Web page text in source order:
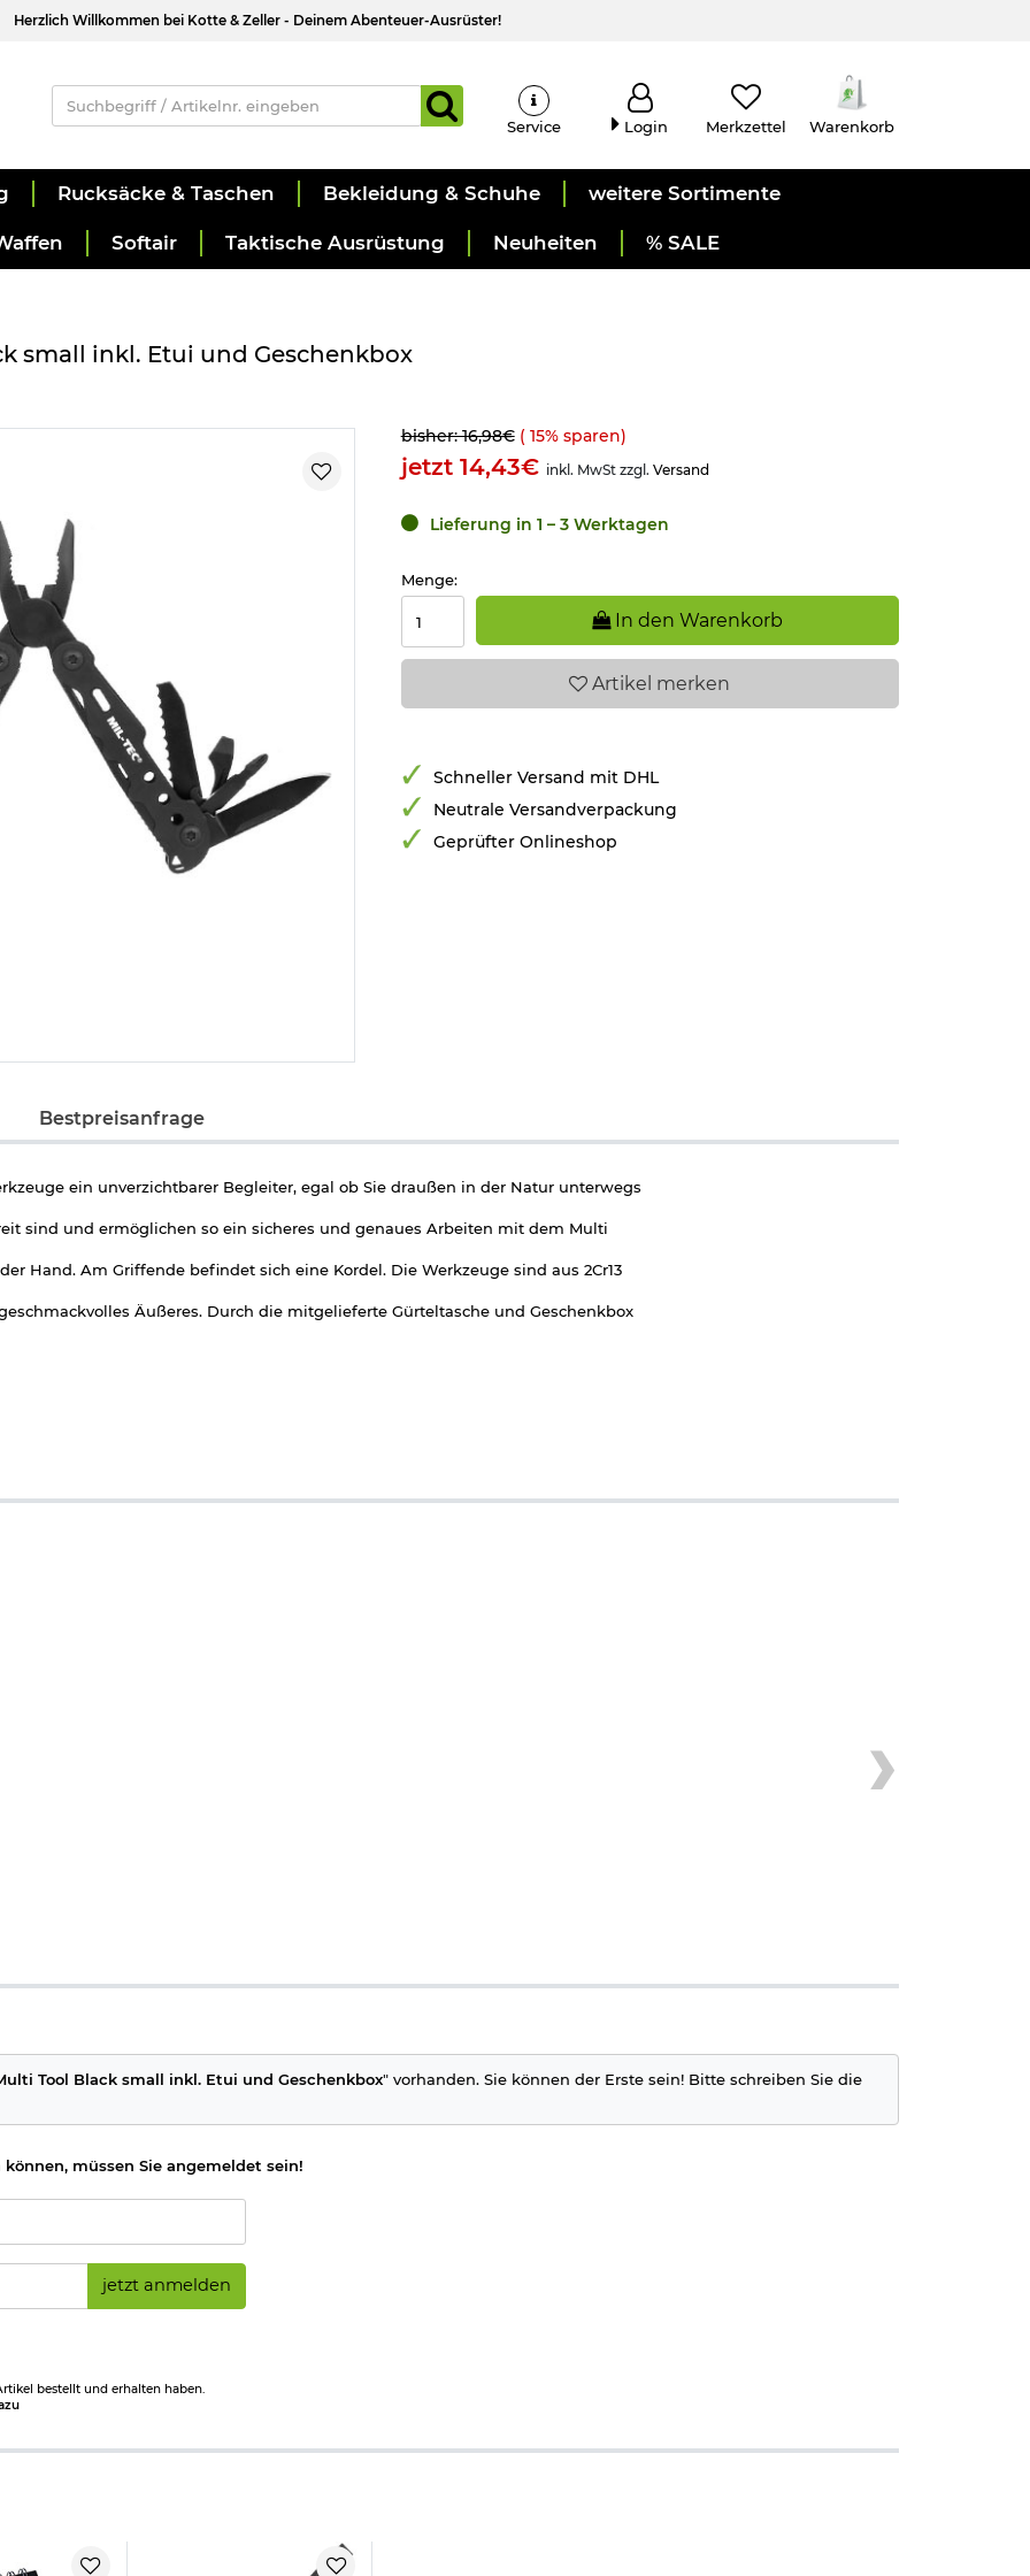
Herzlich Willkommen bei Kotte & Zeller - Deinem Abenteuer-Ausrüster!
Service Login Merkzettel Warenkorb
Rucksäcke & Taschen Bekleidung & Schuhe weitere Sortimente
Softair Taktische Ausrüstung Neuheiten % SALE
small inkl. Etui und Geschenkbox
bisher: 16,98€ ( 15% sparen)
jetzt 14,43€ inkl. MwSt zzgl. Versand
Lieferung in 1 – 3 Werktagen
Menge:
In den Warenkorb
Artikel merken
Schneller Versand mit DHL
Neutrale Versandverpackung
Geprüfter Onlineshop
Bestpreisanfrage
ein unverzichtbarer Begleiter, egal ob Sie draußen in der Natur unterwegs
sind und ermöglichen so ein sicheres und genaues Arbeiten mit dem Multi
Hand. Am Griffende befindet sich eine Kordel. Die Werkzeuge sind aus 2Cr13
Äußeres. Durch die mitgelieferte Gürteltasche und Geschenkbox
verwendbar)
Tool Black small inkl. Etui und Geschenkbox" vorhanden. Sie können der Erste sein! Bitte schreiben Sie die
müssen Sie angemeldet sein!
jetzt anmelden
bestellt und erhalten haben.